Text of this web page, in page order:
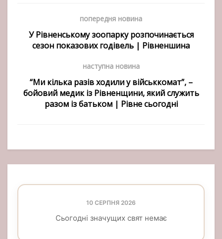
попередня новина
У Рівненському зоопарку розпочинається
сезон показових годівель | Рівненшина
наступна новина
“Ми кілька разів ходили у військкомат”, –
бойовий медик із Рівненщини, який служить
разом із батьком | Рівне сьогодні
10 СЕРПНЯ 2026
Сьогодні значущих свят немає